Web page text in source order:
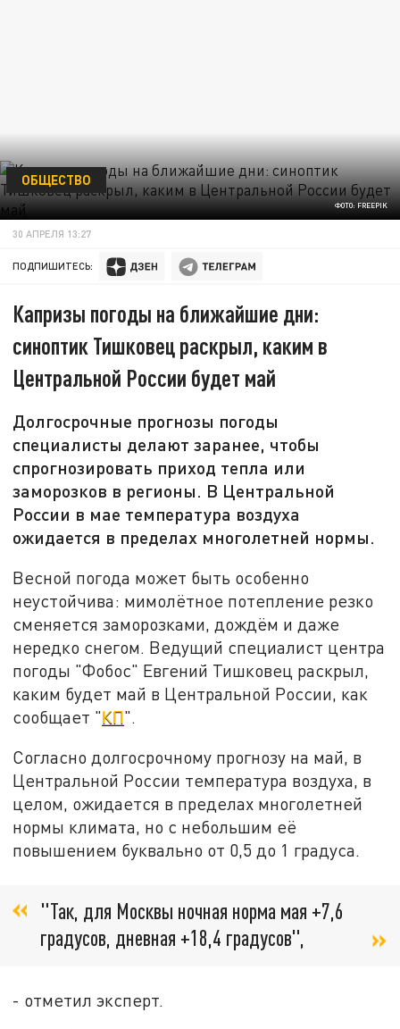
ФОТО: FREEPIK
ОБЩЕСТВО
30 АПРЕЛЯ 13:27
ПОДПИШИТЕСЬ:
Капризы погоды на ближайшие дни:
синоптик Тишковец раскрыл, каким в
Центральной России будет май
Долгосрочные прогнозы погоды
специалисты делают заранее, чтобы
спрогнозировать приход тепла или
заморозков в регионы. В Центральной
России в мае температура воздуха
ожидается в пределах многолетней нормы.
Весной погода может быть особенно
неустойчива: мимолётное потепление резко
сменяется заморозками, дождём и даже
нередко снегом. Ведущий специалист центра
погоды "Фобос" Евгений Тишковец раскрыл,
каким будет май в Центральной России, как
сообщает "КП".
Согласно долгосрочному прогнозу на май, в
Центральной России температура воздуха, в
целом, ожидается в пределах многолетней
нормы климата, но с небольшим её
повышением буквально от 0,5 до 1 градуса.
"Так, для Москвы ночная норма мая +7,6
градусов, дневная +18,4 градусов",
- отметил эксперт.